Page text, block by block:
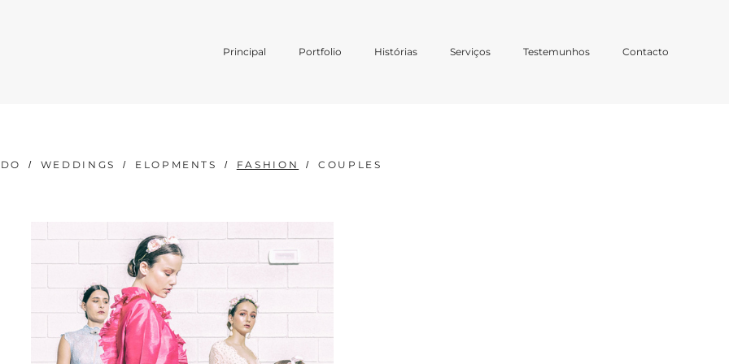
Principal Portfolio Histórias Serviços Testemunhos Contacto
WEDDINGS ELOPMENTS FASHION COUPLES